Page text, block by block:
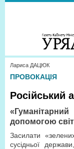
Лариса ДАЦЮК
ПРОВОКАЦІЯ
Російський
допомогою
Засилати
сусідньої